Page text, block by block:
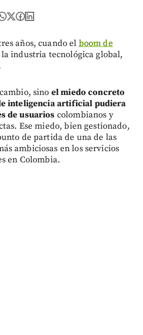
años, cuando elboom de
industria tecnológica global,
sino el miedo concreto
inteligencia artificial pudiera
de usuarios colombianos y
Ese miedo, bien gestionado,
de partida de una de las
ambiciosas en los servicios
en Colombia.